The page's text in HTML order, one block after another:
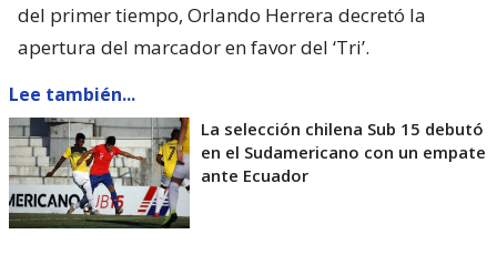
del primer tiempo, Orlando Herrera decretó la
apertura del marcador en favor del ‘Tri’.
Lee también...
La selección chilena Sub 15 debutó
en el Sudamericano con un empate
ante Ecuador